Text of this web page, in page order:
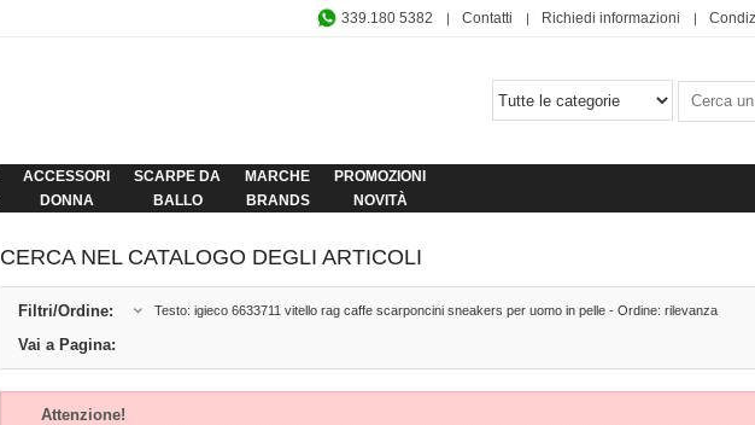
339.180 5382 Contatti Richiedi informazioni
ACCESSORI
DONNA
SCARPE DA
BALLO
MARCHE
BRANDS
PROMOZIONI
NOVITÀ
CERCA NEL CATALOGO DEGLI ARTICOLI
Filtri/Ordine: Testo: igieco 6633711 vitello rag caffe scarponcini sneakers per uomo in pelle - Ordine: rilevanza
Vai a Pagina:
Attenzione!